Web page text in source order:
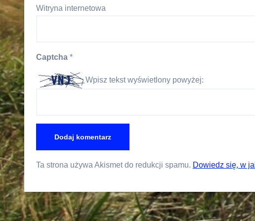
Witryna internetowa
Captcha *
Wpisz tekst wyświetlony powyżej:
Ta strona używa Akismet do redukcji spamu. Dowiedz się, w